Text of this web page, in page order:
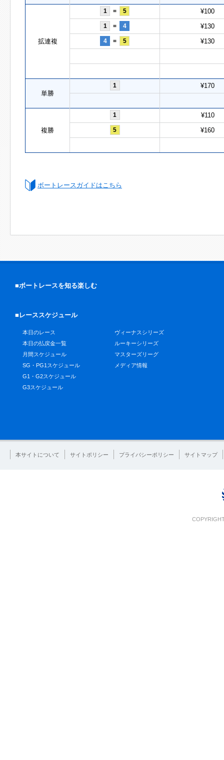
拡連複
1 = 5 ¥100
1 = 4 ¥130
4 = 5 ¥130
単勝
1 ¥170
複勝
1 ¥110
5 ¥160
ボートレースガイドはこちら
■ボートレースを知る楽しむ
■レーススケジュール
本日のレース
本日の払戻金一覧
月間スケジュール
SG・PG1スケジュール
G1・G2スケジュール
G3スケジュール
ヴィーナスシリーズ
ルーキーシリーズ
マスターズリーグ
メディア情報
本サイトについて サイトポリシー プライバシーポリシー サイトマップ